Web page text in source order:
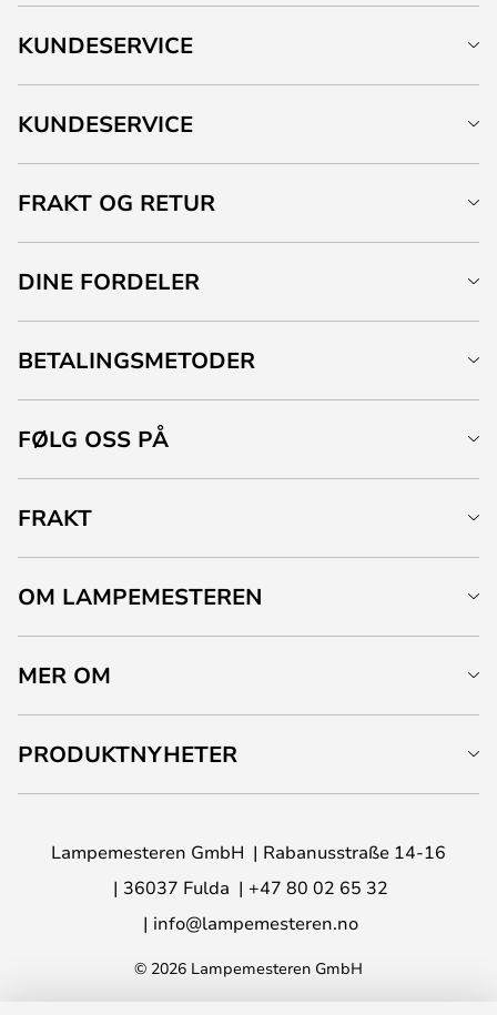
KUNDESERVICE
KUNDESERVICE
FRAKT OG RETUR
DINE FORDELER
BETALINGSMETODER
FØLG OSS PÅ
FRAKT
OM LAMPEMESTEREN
MER OM
PRODUKTNYHETER
Lampemesteren GmbH
Rabanusstraße 14-16
36037 Fulda
+47 80 02 65 32
info@lampemesteren.no
© 2026 Lampemesteren GmbH